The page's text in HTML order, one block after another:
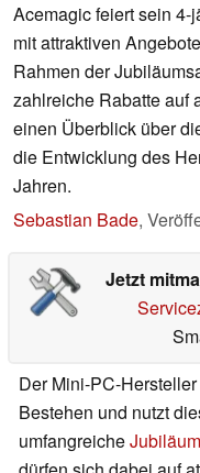
Acemagic feiert sein
mit attraktiven
Rahmen der
zahlreiche Rabatte auf
einen Überblick über
die Entwicklung des
Jahren.
Sebastian Bade,
Jetzt
Der Mini-PC-
Bestehen und nutzt
umfangreiche